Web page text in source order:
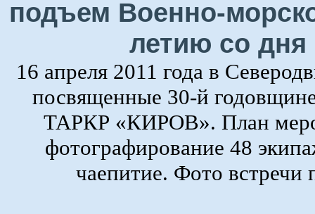
подъем Военно-
летию со дня
16 апреля 2011 года в
посвященные 30-й
ТАРКР «КИРОВ». План
фотографирование 48
чаепитие. Фото